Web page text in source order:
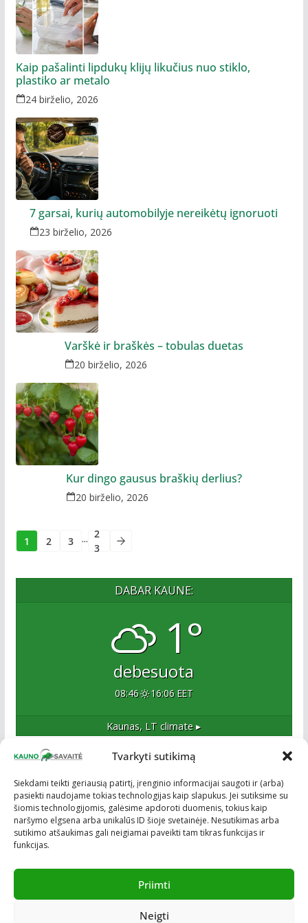
Tvarkyti sutikimą
Siekdami teikti geriausią patirtį, įrenginio informacijai saugoti ir (arba)
pasiekti naudojame tokias technologijas kaip slapukus. Jei sutiksime su
šiomis technologijomis, galėsime apdoroti duomenis, tokius kaip
naršymo elgsena arba unikalūs ID šioje svetainėje. Nesutikimas arba
sutikimo atšaukimas gali neigiamai paveikti tam tikras funkcijas ir
funkcijas.
Priimti
Neigti
Kaip pašalinti lipdukų klijų likučius nuo stiklo,
plastiko ar metalo
24 birželio, 2026
7 garsai, kurių automobilyje nereikėtų ignoruoti
23 birželio, 2026
Varškė ir braškės – tobulas duetas
20 birželio, 2026
Kur dingo gausus braškių derlius?
20 birželio, 2026
1 2 3 ... 2
3
DABAR KAUNE:
1°
debesuota
08:46 16:06 EET
Kaunas, LT climate ▸
Esame naujas Kaune, tačiau veržlus ir profesionalus
kolektyvas. Ne naujokai žiniasklaidoje. Į Kauną
žengiame tvirtai įsitikinę savo sėkme.
Visos teisės saugomos © ON MEDIA. Sukurta naudojant